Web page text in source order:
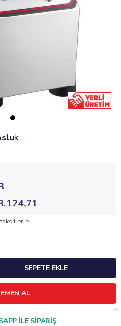
İLE SİPARİŞ